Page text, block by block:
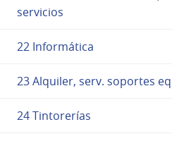
servicios
22 Informática
23 Alquiler, serv. soportes
24 Tintorerías